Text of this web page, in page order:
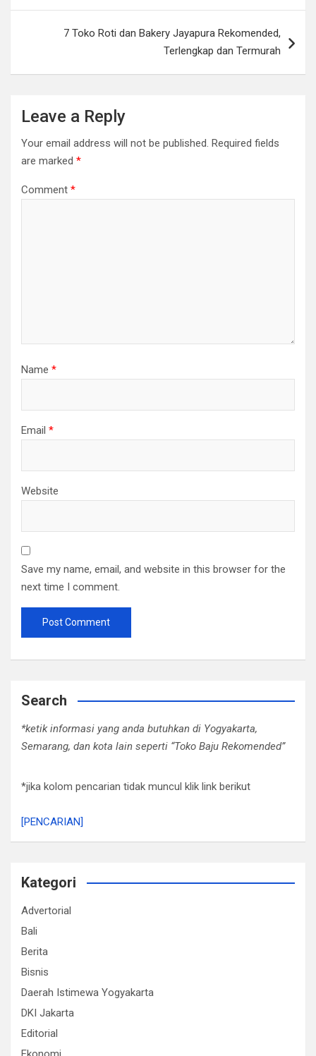
7 Toko Roti dan Bakery Jayapura Rekomended,
Terlengkap dan Termurah
Leave a Reply
Your email address will not be published. Required fields
are marked *
Comment *
Name *
Email *
Website
Save my name, email, and website in this browser for the
next time I comment.
Search
*ketik informasi yang anda butuhkan di Yogyakarta,
Semarang, dan kota lain seperti “Toko Baju Rekomended”
*jika kolom pencarian tidak muncul klik link berikut
[PENCARIAN]
Kategori
Advertorial
Bali
Berita
Bisnis
Daerah Istimewa Yogyakarta
DKI Jakarta
Editorial